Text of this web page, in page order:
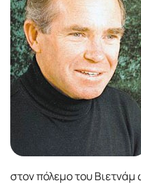
στον πόλεμο του Βιετνάμ